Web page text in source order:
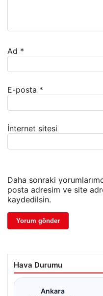
Ad *
E-posta *
İnternet sitesi
Daha sonraki
posta adresim ve site
kaydedilsin.
Hava Durumu
Ankara